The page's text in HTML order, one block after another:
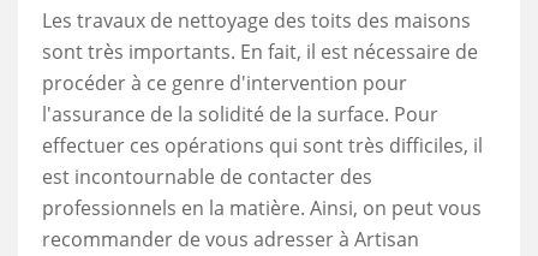
Les travaux de nettoyage des toits des maisons
sont très importants. En fait, il est nécessaire de
procéder à ce genre d'intervention pour
l'assurance de la solidité de la surface. Pour
effectuer ces opérations qui sont très difficiles, il
est incontournable de contacter des
professionnels en la matière. Ainsi, on peut vous
recommander de vous adresser à Artisan